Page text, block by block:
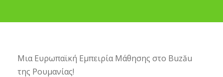
Μια Ευρωπαϊκή Εμπειρία Μάθησης στο Buzău
της Ρουμανίας!